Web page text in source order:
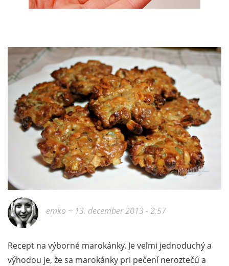
emko ~ 13. december 2013 - 2:57
Recept na výborné marokánky. Je veľmi jednoduchý a
výhodou je, že sa marokánky pri pečení neroztečú a